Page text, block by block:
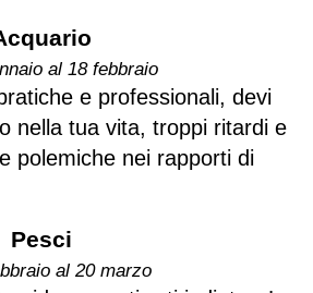
al 18 febbraio
e professionali, devi
nella tua vita, troppi ritardi e
polemiche nei rapporti di
Pesci
al 20 marzo